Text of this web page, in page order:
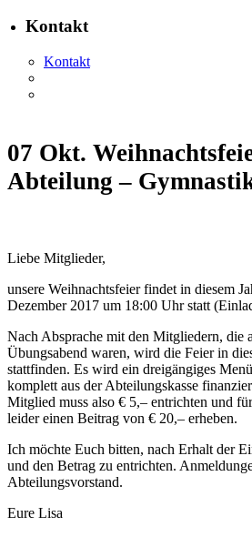
Kontakt
Kontakt
07 Okt.
Abteilung –
Liebe Mitglieder,
unsere Weihnachtsfeier findet in diesem
Dezember 2017 um 18:00 Uhr statt
Nach Absprache mit den Mitgliedern, die
Übungsabend waren, wird die Feier in
stattfinden. Es wird ein dreigängiges
komplett aus der Abteilungskasse
Mitglied muss also € 5,– entrichten und
leider einen Beitrag von € 20,– erheben.
Ich möchte Euch bitten, nach Erhalt der
und den Betrag zu entrichten.
Abteilungsvorstand.
Eure Lisa